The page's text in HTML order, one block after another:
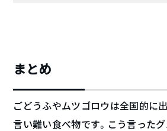
まとめ
ごどうふやムツゴロウは全国的に
言い難い食べ物です。こう言った